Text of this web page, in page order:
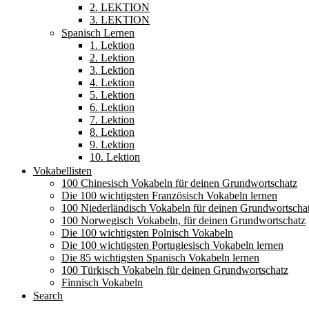
2. LEKTION
3. LEKTION
Spanisch Lernen
1. Lektion
2. Lektion
3. Lektion
4. Lektion
5. Lektion
6. Lektion
7. Lektion
8. Lektion
9. Lektion
10. Lektion
Vokabellisten
100 Chinesisch Vokabeln für deinen Grundwortschatz
Die 100 wichtigsten Französisch Vokabeln lernen
100 Niederländisch Vokabeln für deinen
100 Norwegisch Vokabeln, für deinen Grundwortschatz
Die 100 wichtigsten Polnisch Vokabeln
Die 100 wichtigsten Portugiesisch Vokabeln lernen
Die 85 wichtigsten Spanisch Vokabeln lernen
100 Türkisch Vokabeln für deinen Grundwortschatz
Finnisch Vokabeln
Search